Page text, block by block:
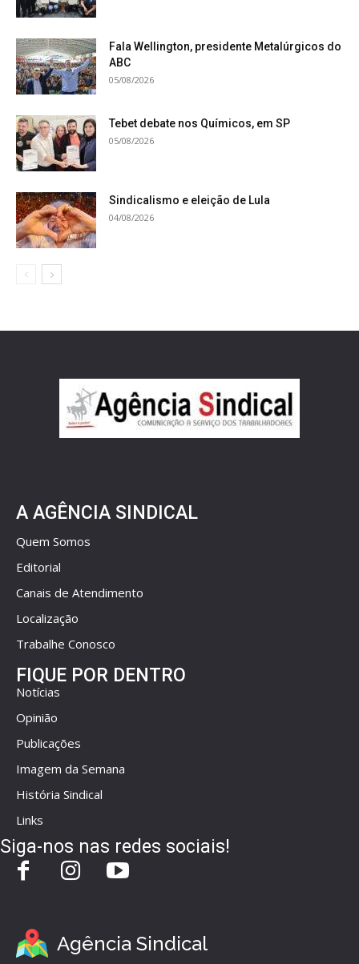
Fala Wellington, presidente Metalúrgicos do
ABC
05/08/2026
Tebet debate nos Químicos, em SP
05/08/2026
Sindicalismo e eleição de Lula
04/08/2026
A AGÊNCIA SINDICAL
Quem Somos
Editorial
Canais de Atendimento
Localização
Trabalhe Conosco
FIQUE POR DENTRO
Notícias
Opinião
Publicações
Imagem da Semana
História Sindical
Links
Siga-nos nas redes sociais!
Agência Sindical